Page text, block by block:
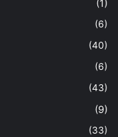
(1)
(6)
(40)
(6)
(43)
(9)
(33)